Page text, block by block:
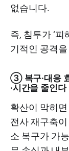
없습니다.
즉, 침투가 ‘
기적인 공격
③ 복구·대응
·시간을 줄인다
확산이 막히
전사 재구축
소 복구가 가